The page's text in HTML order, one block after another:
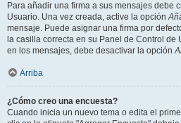
Para añadir una firma a sus mensajes debe
Usuario. Una vez creada, active la opción
mensaje. Puede asignar una firma por
la casilla correcta en su Panel de Control
en los mensajes, debe desactivar la opción
Arriba
¿Cómo creo una encuesta?
Cuando inicia un nuevo tema o edita el